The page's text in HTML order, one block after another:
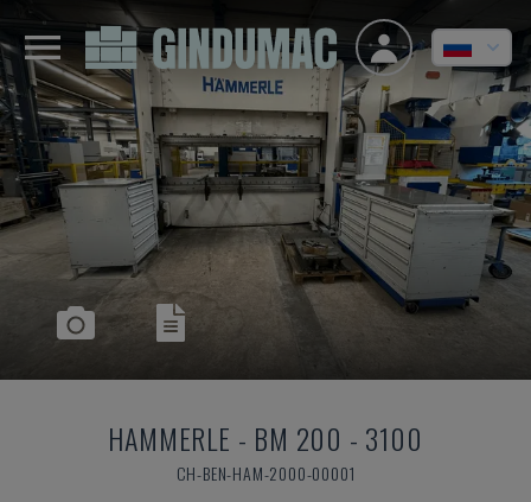
HAMMERLE - BM 200 - 3100
CH-BEN-HAM-2000-00001